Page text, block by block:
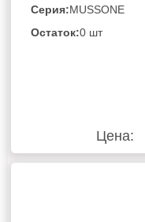
Серия:MUSSONE
Остаток:0 шт
Цена: